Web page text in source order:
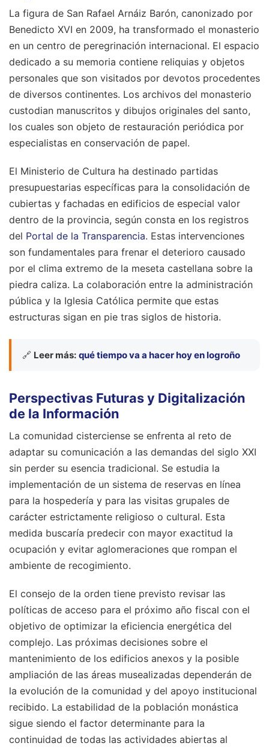
La figura de San Rafael Arnáiz Barón, canonizado por
Benedicto XVI en 2009, ha transformado el monasterio
en un centro de peregrinación internacional. El espacio
dedicado a su memoria contiene reliquias y objetos
personales que son visitados por devotos procedentes
de diversos continentes. Los archivos del monasterio
custodian manuscritos y dibujos originales del santo,
los cuales son objeto de restauración periódica por
especialistas en conservación de papel.
El Ministerio de Cultura ha destinado partidas
presupuestarias específicas para la consolidación de
cubiertas y fachadas en edificios de especial valor
dentro de la provincia, según consta en los registros
del Portal de la Transparencia. Estas intervenciones
son fundamentales para frenar el deterioro causado
por el clima extremo de la meseta castellana sobre la
piedra caliza. La colaboración entre la administración
pública y la Iglesia Católica permite que estas
estructuras sigan en pie tras siglos de historia.
🔗 Leer más: qué tiempo va a hacer hoy en logroño
Perspectivas Futuras y Digitalización
de la Información
La comunidad cisterciense se enfrenta al reto de
adaptar su comunicación a las demandas del siglo XXI
sin perder su esencia tradicional. Se estudia la
implementación de un sistema de reservas en línea
para la hospedería y para las visitas grupales de
carácter estrictamente religioso o cultural. Esta
medida buscaría predecir con mayor exactitud la
ocupación y evitar aglomeraciones que rompan el
ambiente de recogimiento.
El consejo de la orden tiene previsto revisar las
políticas de acceso para el próximo año fiscal con el
objetivo de optimizar la eficiencia energética del
complejo. Las próximas decisiones sobre el
mantenimiento de los edificios anexos y la posible
ampliación de las áreas musealizadas dependerán de
la evolución de la comunidad y del apoyo institucional
recibido. La estabilidad de la población monástica
sigue siendo el factor determinante para la
continuidad de todas las actividades abiertas al